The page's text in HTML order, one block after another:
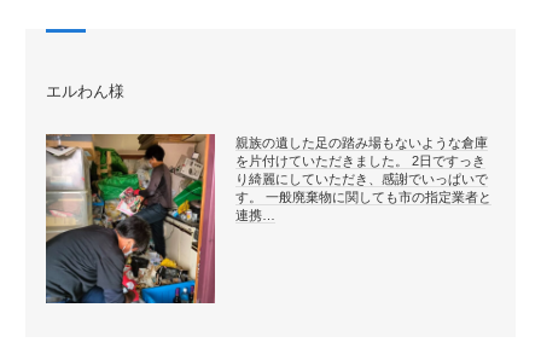
エルわん様
親族の遺した足の踏み場もないような倉庫
を片付けていただきました。 2日ですっき
り綺麗にしていただき、感謝でいっぱいで
す。 一般廃棄物に関しても市の指定業者と
連携…